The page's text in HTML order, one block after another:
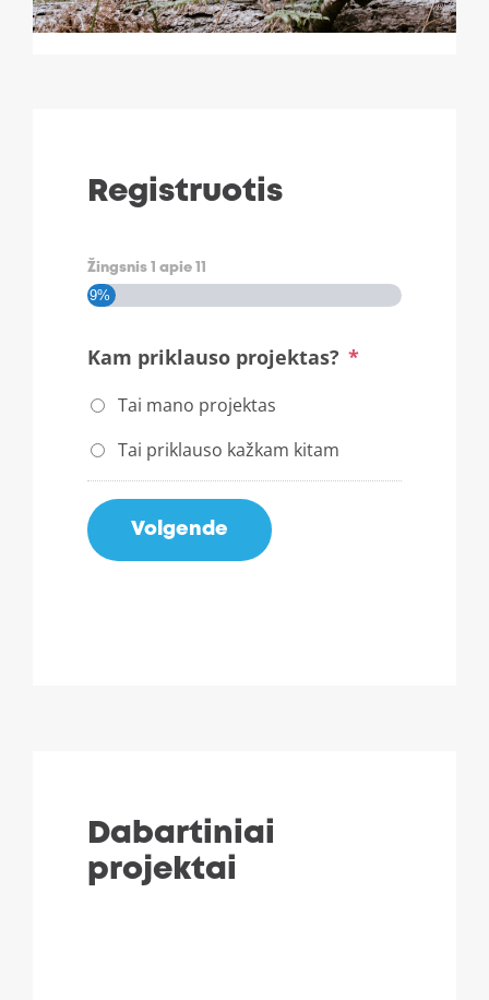
Registruotis
Žingsnis apie
9%
Kam priklauso projektas? *
Tai mano projektas
Tai priklauso kažkam kitam
Volgende
Dabartiniai
projektai